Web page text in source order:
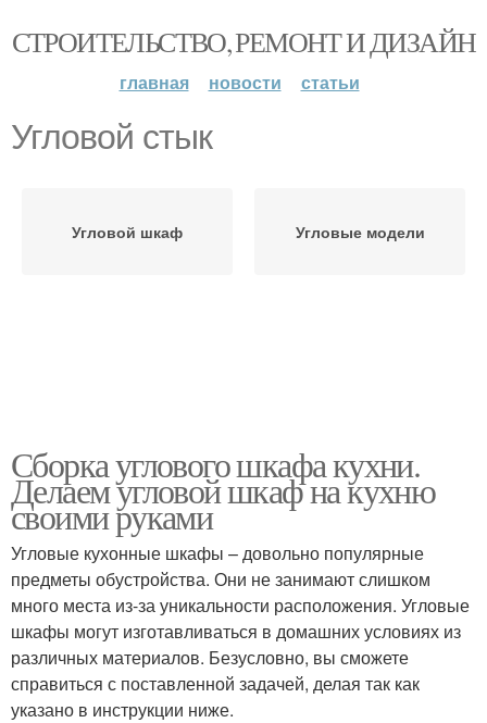
СТРОИТЕЛЬСТВО, РЕМОНТ И ДИЗАЙН
главная новости статьи
Угловой стык
Угловой шкаф Угловые модели
Сборка углового шкафа кухни.
Делаем угловой шкаф на кухню
своими руками
Угловые кухонные шкафы – довольно популярные
предметы обустройства. Они не занимают слишком
много места из-за уникальности расположения. Угловые
шкафы могут изготавливаться в домашних условиях из
различных материалов. Безусловно, вы сможете
справиться с поставленной задачей, делая так как
указано в инструкции ниже.